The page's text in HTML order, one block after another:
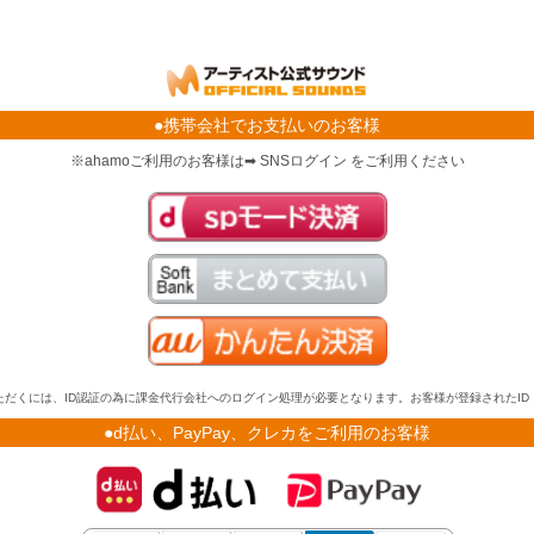
●携帯会社でお支払いのお客様
※ahamoご利用のお客様は➡ SNSログイン をご利用ください
くには、ID認証の為に課金代行会社へのログイン処理が必要となります。お客様が登録されたID
●d払い、PayPay、クレカをご利用のお客様